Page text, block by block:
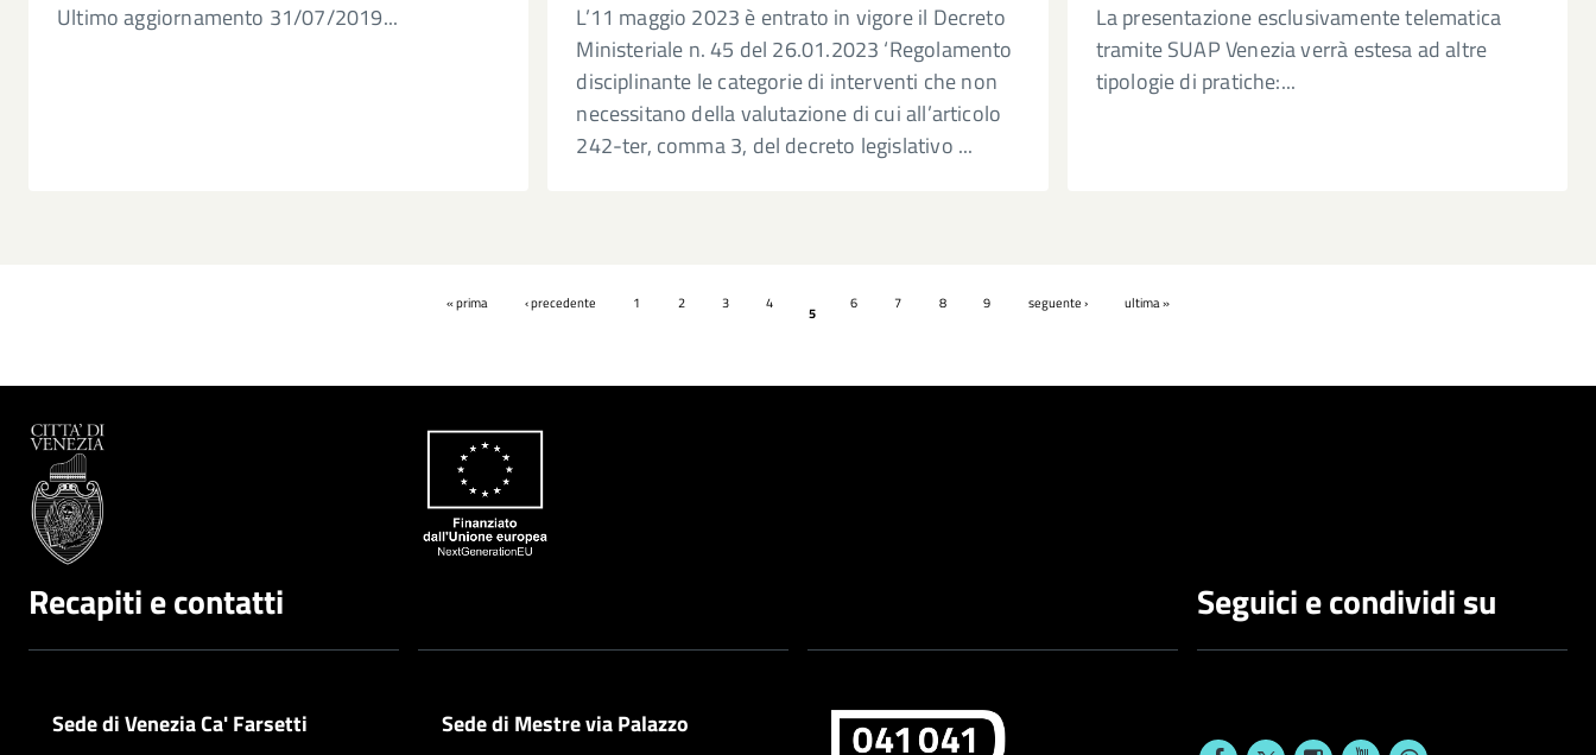
Ultimo aggiornamento 31/07/2019...
L’11 maggio 2023 è entrato in vigore il Decreto
Ministeriale n. 45 del 26.01.2023 ‘Regolamento
disciplinante le categorie di interventi che non
necessitano della valutazione di cui all’articolo
242-ter, comma 3, del decreto legislativo ...
La presentazione esclusivamente telematica
tramite SUAP Venezia verrà estesa ad altre
tipologie di pratiche:...
Pagine
« prima ‹ precedente 1 2 3 4
5
6 7 8 9 seguente › ultima »
Recapiti e contatti
Sede di Venezia Ca' Farsetti Sede di Mestre via Palazzo
Seguici e condividi su